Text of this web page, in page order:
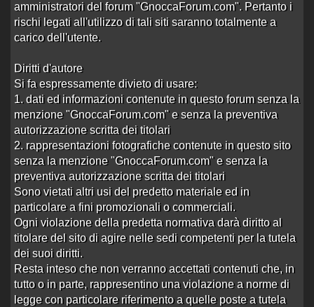
Carolina Molinari trans
Aperto dasickboy75
5747 visite
Nataly big sborrata
Aperto dabisex73alle 10:45 del 18/11/13
0 risposte
6455 visite
Nessuna risposta
Bianca Rodriges castelfranco
buuuuuuuuuu
Aperto da bisex73 alle 08:35 del 16/09/13
3 risposte
11579 visite
Ultima rispostadaWild-Oin
Rodriges castelf…alle 10:54 del 09/10/13
Livia Vasques - Montebelluna
Aperto dabisex73
3 risposte
8253 visite
Ultima risposta da bisex73
Vasques - Montebe…alle 12:34 del 03/10/13
amministratori del forum "GnoccaForum.com". Pertanto i
rischi legati all'utilizzo di tali siti saranno totalmente a
carico dell'utente.
Diritti d'autore
Si fa espressamente divieto di usare:
1. dati ed informazioni contenute in questo forum senza la
menzione "GnoccaForum.com" e senza la preventiva
autorizzazione scritta dei titolari
2. rappresentazioni fotografiche contenute in questo sito
senza la menzione "GnoccaForum.com" e senza la
preventiva autorizzazione scritta dei titolari
Sono vietati altri usi del predetto materiale ed in
particolare a fini promozionali o commerciali.
Ogni violazione della predetta normativa darà diritto al
titolare del sito di agire nelle sedi competenti per la tutela
dei suoi diritti.
Resta inteso che non verranno accettati contenuti che, in
tutto o in parte, rappresentino una violazione a norme di
legge con particolare riferimento a quelle poste a tutela